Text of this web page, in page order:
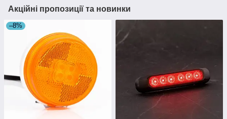
Акційні пропозиції та новинки
–8%